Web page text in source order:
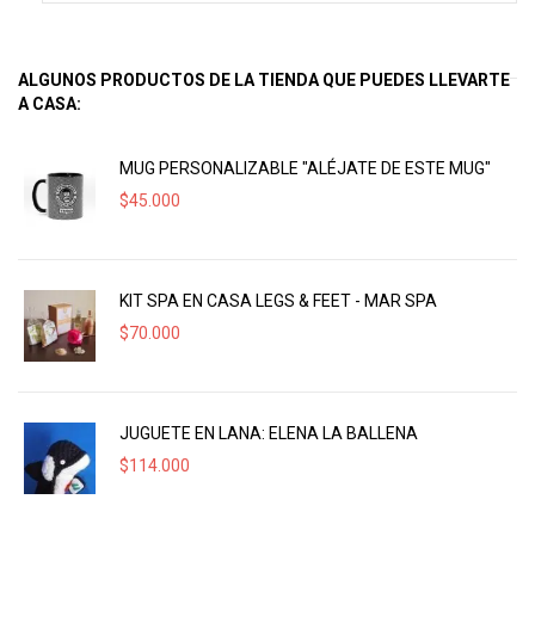
ALGUNOS PRODUCTOS DE LA TIENDA QUE PUEDES LLEVARTE
A CASA:
MUG PERSONALIZABLE "ALÉJATE DE ESTE MUG"
$45.000
KIT SPA EN CASA LEGS & FEET - MAR SPA
$70.000
JUGUETE EN LANA: ELENA LA BALLENA
$114.000